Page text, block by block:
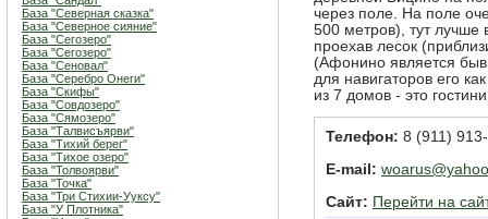
База "Северная сказка"
База "Северное сияние"
База "Сегозеро"
База "Сегозеро"
База "Сеновал"
База "Серебро Онеги"
База "Скифы"
База "Совдозеро"
База "Сямозеро"
База "Талвисъярви"
База "Тихий берег"
База "Тихое озеро"
База "Толвоярви"
База "Точка"
База "Три Стихии-Ууксу"
База "У Плотника"
через поле. На поле
500 метров), тут лучше
проехав лесок
(Афонино является
для навигаторов его
из 7 домов - это
Телефон: 8 (911)
E-mail:
Сайт: Перейти на